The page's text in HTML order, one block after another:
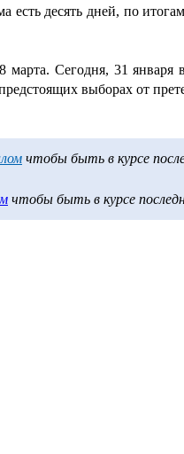
есть десять дней, по
марта. Сегодня, 31
выборах от
чтобы быть в курсе
чтобы быть в курсе